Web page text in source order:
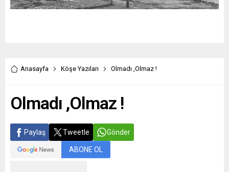
Anasayfa Köşe Yazıları Olmadı ,Olmaz !
Olmadı ,Olmaz !
Paylaş Tweetle Gönder
ABONE OL